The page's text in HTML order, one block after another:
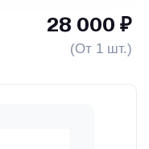
28 000 ₽
(От 1 шт.)